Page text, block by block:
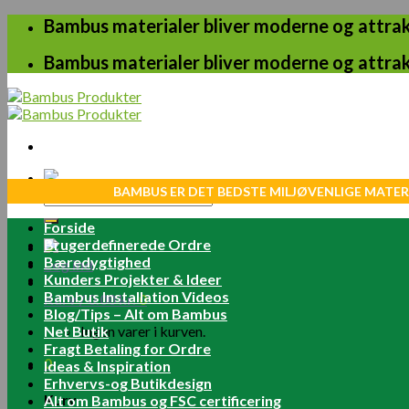
Skip
content
Bambus materialer bliver moderne og
Bambus materialer bliver moderne og
efter:
Log ind
Kurv /0.00kr.0
Ingen varer i kurven.
0
Kurv
BAMBUS ER DET BEDSTE MILJØVENLIGE
Forside
Brugerdefinerede Ordre
Bæredygtighed
Kunders Projekter & Ideer
Bambus Installation Videos
Blog/Tips – Alt om Bambus
Net Butik
Fragt Betaling for Ordre
Ideas & Inspiration
Erhvervs-og Butikdesign
Alt om Bambus og FSC certificering